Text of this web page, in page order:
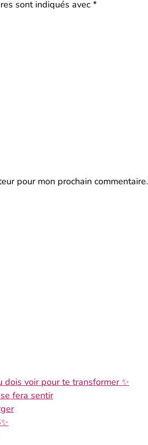
sont indiqués avec *
pour mon prochain commentaire.
voir pour te transformer ✨
fera sentir